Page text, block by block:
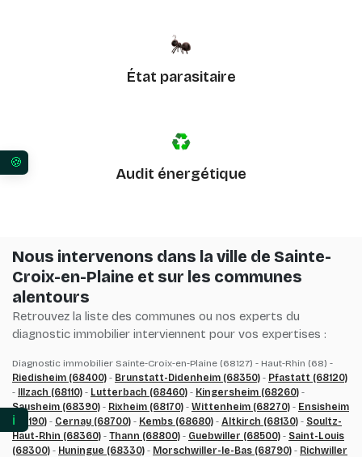
État parasitaire
Audit énergétique
Nous intervenons dans la ville de Sainte-
Croix-en-Plaine et sur les communes
alentours
Retrouvez la liste des communes ou nos experts du
diagnostic immobilier interviennent pour vos expertises :
Diagnostic immobilier Sainte-Croix-en-Plaine (68127) - Haut-Rhin (68) -
Riedisheim (68400) - Brunstatt-Didenheim (68350) - Pfastatt (68120)
-
Illzach (68110) - Lutterbach (68460) - Kingersheim (68260) -
Sausheim (68390) - Rixheim (68170) - Wittenheim (68270) - Ensisheim
(68190) - Cernay (68700) - Kembs (68680) - Altkirch (68130) - Soultz-
Haut-Rhin (68360) - Thann (68800) - Guebwiller (68500) - Saint-Louis
(68300) - Huningue (68330) - Morschwiller-le-Bas (68790) - Richwiller
ℹ️
Vos préférences en matière de consentement